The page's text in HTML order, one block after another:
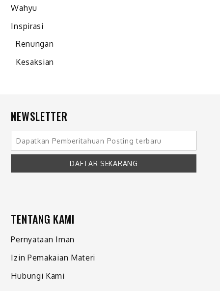
Wahyu
Inspirasi
Renungan
Kesaksian
NEWSLETTER
TENTANG KAMI
Pernyataan Iman
Izin Pemakaian Materi
Hubungi Kami